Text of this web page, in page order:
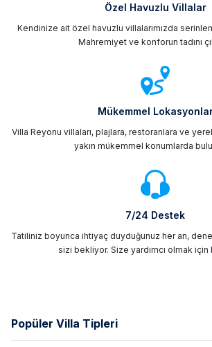
Özel Havuzlu Villalar
Kendinize ait özel havuzlu villalarımızda
Mahremiyet ve konforun tadını
Mükemmel
Villa Reyonu villaları, plajlara, restoranlara ve
yakın mükemmel konumlarda
7/24 Destek
Tatiliniz boyunca ihtiyaç duyduğunuz her an,
sizi bekliyor. Size yardımcı olmak için
Popüler Villa Tipleri